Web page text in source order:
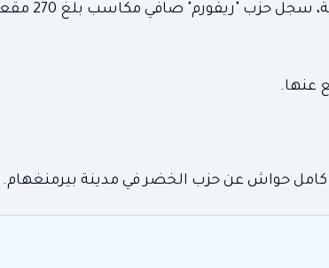
ومع فرز الأصوات في
عنها.
كامل حواش عن حزب الخضر في مدينة بيرمنغهام.